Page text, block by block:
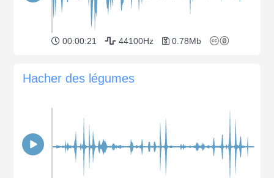
00:00:21 44100Hz 0.78Mb
Hacher des légumes